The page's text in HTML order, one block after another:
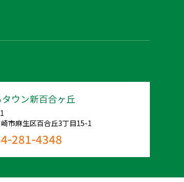
ウン新百合ヶ丘
市麻生区百合丘3丁目15-1
281-4348